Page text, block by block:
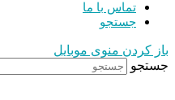
تماس با ما
جستجو
باز کردن منوی موبایل
جستجو